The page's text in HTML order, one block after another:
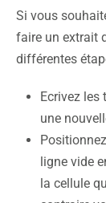
Si vous
faire un extrait
différentes
Ecrivez les
une
ligne vide
la cellule